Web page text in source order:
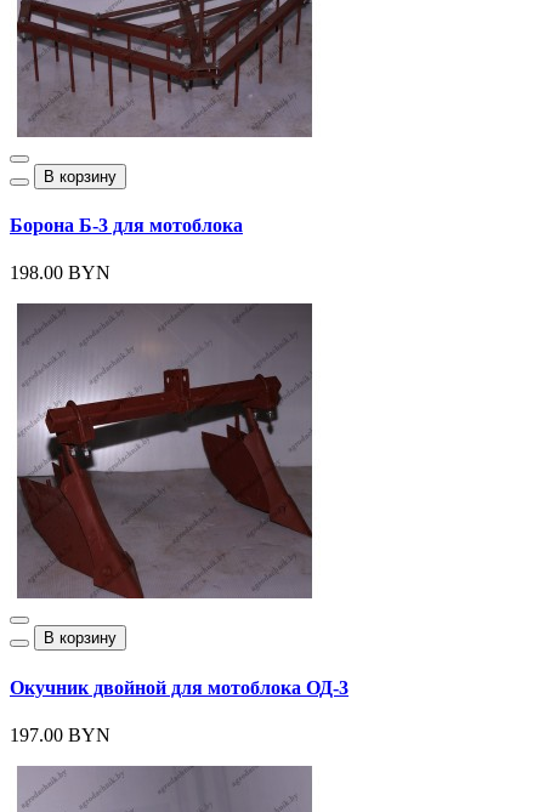
В корзину
Борона Б-3 для мотоблока
198.00 BYN
В корзину
Окучник двойной для мотоблока ОД-3
197.00 BYN